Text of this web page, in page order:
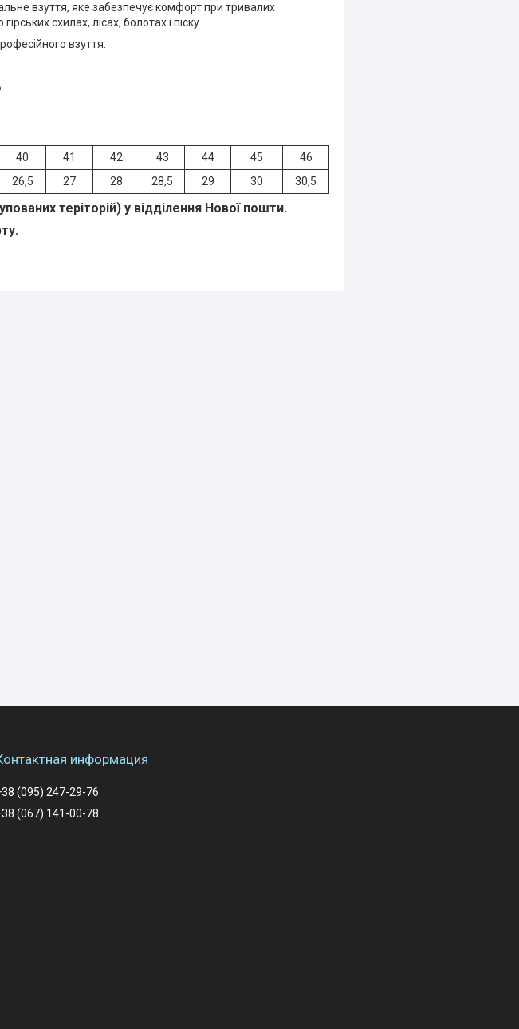
взуття, яке забезпечує комфорт при тривалих
схилах, лісах, болотах і піску.
взуття.
:
40 41 42 43 44 45
46
26,5 27 28 28,5 29 30 30,5
теріторій) у відділення Нової пошти.
информация
(095) 247-29-76
(067) 141-00-78